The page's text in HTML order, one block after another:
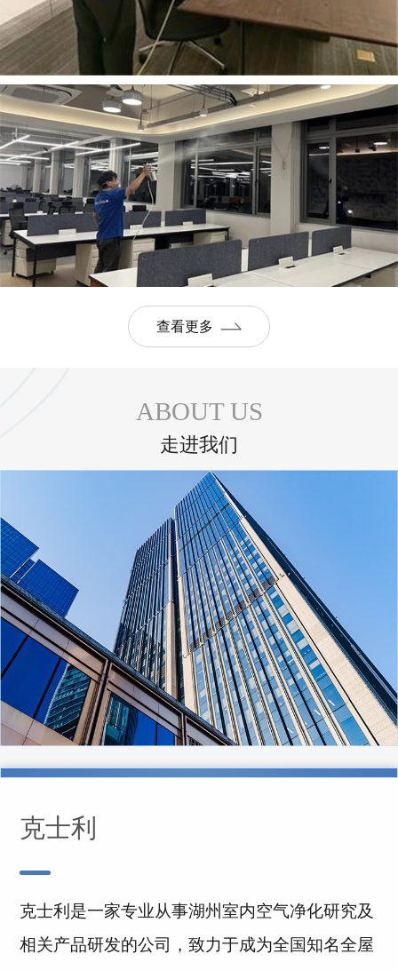
查看更多
ABOUT US
走进我们
克士利
克士利是一家专业从事湖州室内空气净化研究及
相关产品研发的公司，致力于成为全国知名全屋